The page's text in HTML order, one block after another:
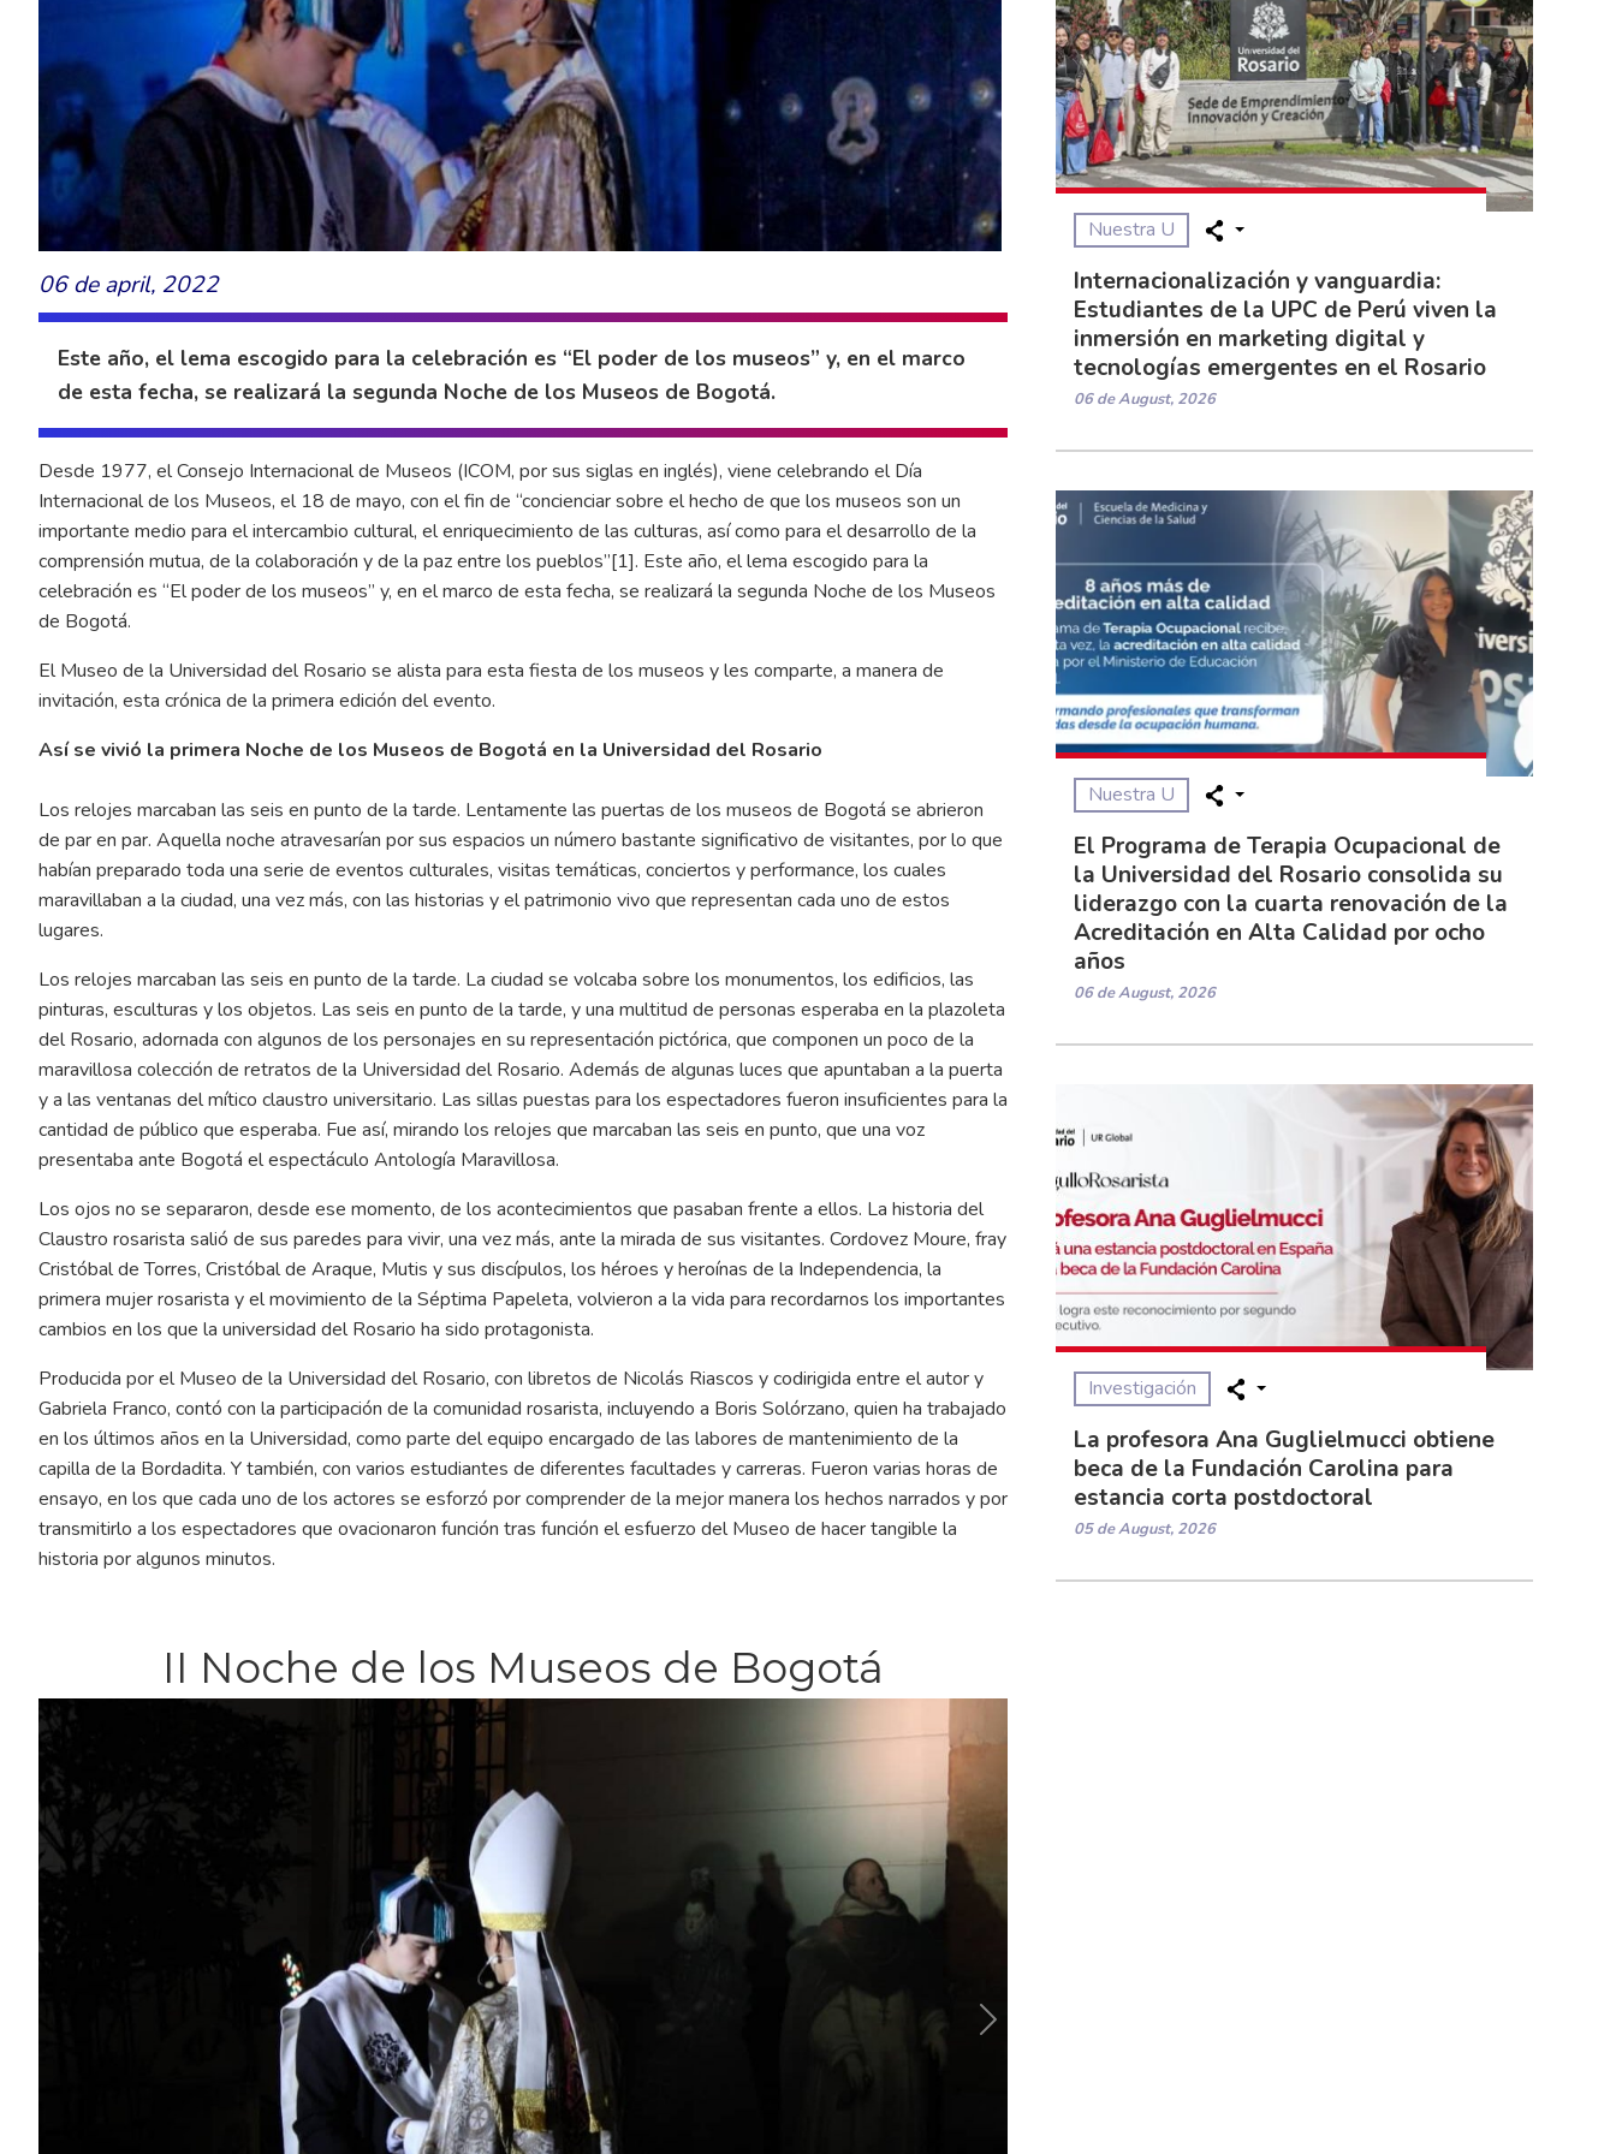
06 de april, 2022
Este año, el lema escogido para la celebración es “El poder de los museos” y, en el marco
de esta fecha, se realizará la segunda Noche de los Museos de Bogotá.
Desde 1977, el Consejo Internacional de Museos (ICOM, por sus siglas en inglés), viene celebrando el Día
Internacional de los Museos, el 18 de mayo, con el fin de “concienciar sobre el hecho de que los museos son un
importante medio para el intercambio cultural, el enriquecimiento de las culturas, así como para el desarrollo de la
comprensión mutua, de la colaboración y de la paz entre los pueblos”[1]. Este año, el lema escogido para la
celebración es “El poder de los museos” y, en el marco de esta fecha, se realizará la segunda Noche de los Museos
de Bogotá.
El Museo de la Universidad del Rosario se alista para esta fiesta de los museos y les comparte, a manera de
invitación, esta crónica de la primera edición del evento.
Así se vivió la primera Noche de los Museos de Bogotá en la Universidad del Rosario
Los relojes marcaban las seis en punto de la tarde. Lentamente las puertas de los museos de Bogotá se abrieron
de par en par. Aquella noche atravesarían por sus espacios un número bastante significativo de visitantes, por lo que
habían preparado toda una serie de eventos culturales, visitas temáticas, conciertos y performance, los cuales
maravillaban a la ciudad, una vez más, con las historias y el patrimonio vivo que representan cada uno de estos
lugares.
Los relojes marcaban las seis en punto de la tarde. La ciudad se volcaba sobre los monumentos, los edificios, las
pinturas, esculturas y los objetos. Las seis en punto de la tarde, y una multitud de personas esperaba en la plazoleta
del Rosario, adornada con algunos de los personajes en su representación pictórica, que componen un poco de la
maravillosa colección de retratos de la Universidad del Rosario. Además de algunas luces que apuntaban a la puerta
y a las ventanas del mítico claustro universitario. Las sillas puestas para los espectadores fueron insuficientes para la
cantidad de público que esperaba. Fue así, mirando los relojes que marcaban las seis en punto, que una voz
presentaba ante Bogotá el espectáculo Antología Maravillosa.
Los ojos no se separaron, desde ese momento, de los acontecimientos que pasaban frente a ellos. La historia del
Claustro rosarista salió de sus paredes para vivir, una vez más, ante la mirada de sus visitantes. Cordovez Moure, fray
Cristóbal de Torres, Cristóbal de Araque, Mutis y sus discípulos, los héroes y heroínas de la Independencia, la
primera mujer rosarista y el movimiento de la Séptima Papeleta, volvieron a la vida para recordarnos los importantes
cambios en los que la universidad del Rosario ha sido protagonista.
Producida por el Museo de la Universidad del Rosario, con libretos de Nicolás Riascos y codirigida entre el autor y
Gabriela Franco, contó con la participación de la comunidad rosarista, incluyendo a Boris Solórzano, quien ha trabajado
en los últimos años en la Universidad, como parte del equipo encargado de las labores de mantenimiento de la
capilla de la Bordadita. Y también, con varios estudiantes de diferentes facultades y carreras. Fueron varias horas de
ensayo, en los que cada uno de los actores se esforzó por comprender de la mejor manera los hechos narrados y por
transmitirlo a los espectadores que ovacionaron función tras función el esfuerzo del Museo de hacer tangible la
historia por algunos minutos.
II Noche de los Museos de Bogotá
Nuestra U
Internacionalización y vanguardia:
Estudiantes de la UPC de Perú viven la
inmersión en marketing digital y
tecnologías emergentes en el Rosario
06 de August, 2026
Nuestra U
El Programa de Terapia Ocupacional de
la Universidad del Rosario consolida su
liderazgo con la cuarta renovación de la
Acreditación en Alta Calidad por ocho
años
06 de August, 2026
Investigación
La profesora Ana Guglielmucci obtiene
beca de la Fundación Carolina para
estancia corta postdoctoral
05 de August, 2026